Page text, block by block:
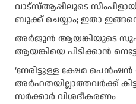
വാട്‌സ്ആപ്പിലൂടെ
ബുക്ക് ചെയ്യാം; ഇതാ
അർജുൻ ആയങ്കിയുടെ
ആയങ്കിയെ പിടിക്കാൻ
‘നേരിട്ടുള്ള ക്ഷേമ
അർഹതയില്ലാത്തവർക്ക്
സർക്കാ‍ർ വിശദീകരണം